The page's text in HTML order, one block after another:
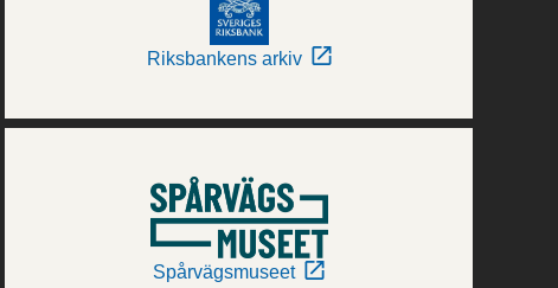
Riksbankens arkiv
Spårvägsmuseet